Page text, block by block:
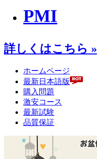
PMI
詳しくはこちら »
ホームページ
最新日本語版
購入問題
激安コース
最新試験
品質保証